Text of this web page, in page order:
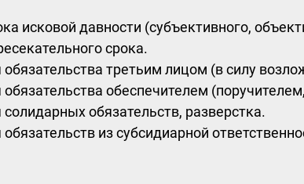
исковой давности (субъективного,
срока.
третьим лицом (в силу
обеспечителем
обязательств, разверстка.
из субсидиарной